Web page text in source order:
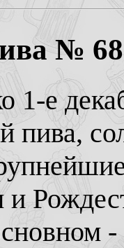
№
1-е
пива,